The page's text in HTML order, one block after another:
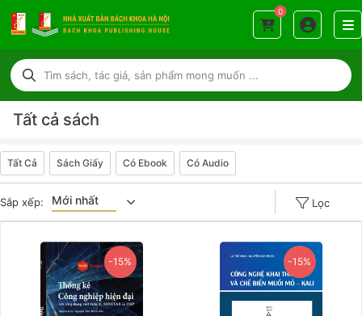
0
Tất cả sách
Tất Cả Sách Giấy Có Ebook Có Audio
Sắp xếp: Mới nhất Lọc
Giá thấp đần
Năm xuất bản
-15% -15%